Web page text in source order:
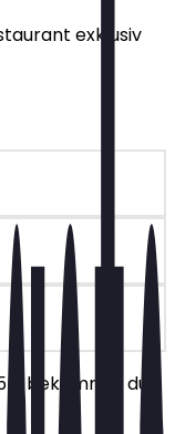
exklusiv
bekommst du